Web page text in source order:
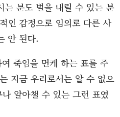
는 분도 벌을 내릴 수 있는 분
인 감정으로 임의로 다른 사
안 된다.
죽임을 면케 하는 표를 주
지금 우리로서는 알 수 없으
알아챌 수 있는 그런 표였